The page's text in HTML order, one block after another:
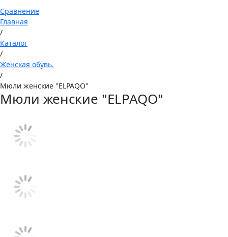
Сравнение
Главная
/
Каталог
/
Женская обувь.
/
Мюли женские "ELPAQO"
Мюли женские "ELPAQO"